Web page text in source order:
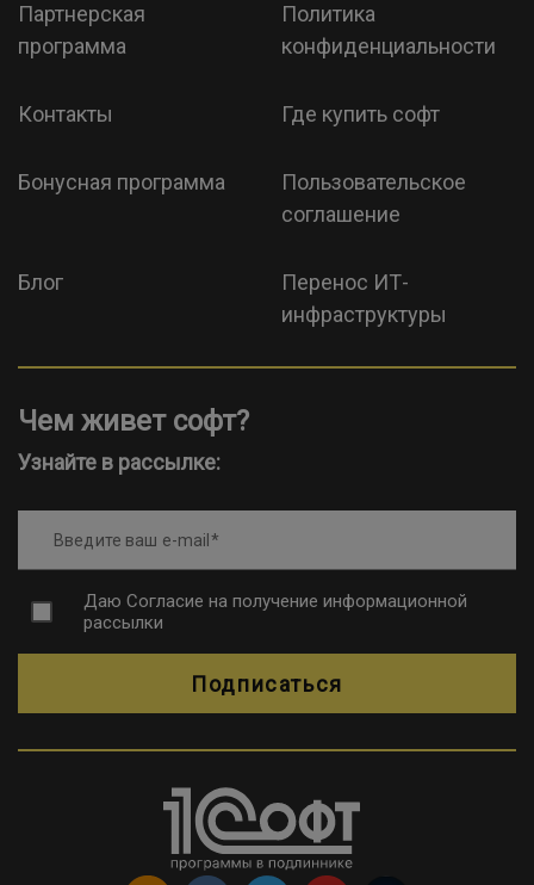
Партнерская
программа
Политика
конфиденциальности
Контакты Где купить софт
Бонусная программа
Пользовательское
соглашение
Блог
Перенос ИТ-
инфраструктуры
Чем живет софт?
Узнайте в рассылке:
Введите ваш e-mail
Даю Согласие на получение информационной
рассылки
Подписаться